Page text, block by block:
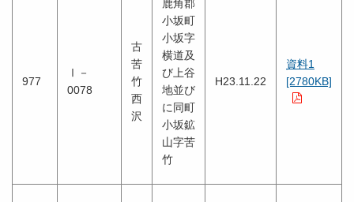
977
Ⅰ－
0078
古
苦
竹
西
沢
鹿角郡
小坂町
小坂字
横道及
び上谷
地並び
に同町
小坂鉱
山字苦
竹
H23.11.22
資料1
[2780KB]